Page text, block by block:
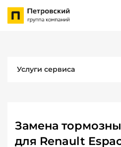
Услуги сервиса
Замена
для Renault